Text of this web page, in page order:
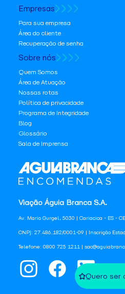
Quero ser
Viação Águia Branca S.A.
Av. Mario Gurgel, 5030 | Cariacica - ES -
CNPJ: 27.486.182/0001-09 | Inscrição
Telefone: 0800 725 1211 |
Empresas
Para sua empresa
Área do cliente
Recuperação de senha
Sobre nós
Quem Somos
Área de Atuação
Nossas rotas
Política de privacidade
Programa de Integridade
Blog
Glossário
Sala de Imprensa